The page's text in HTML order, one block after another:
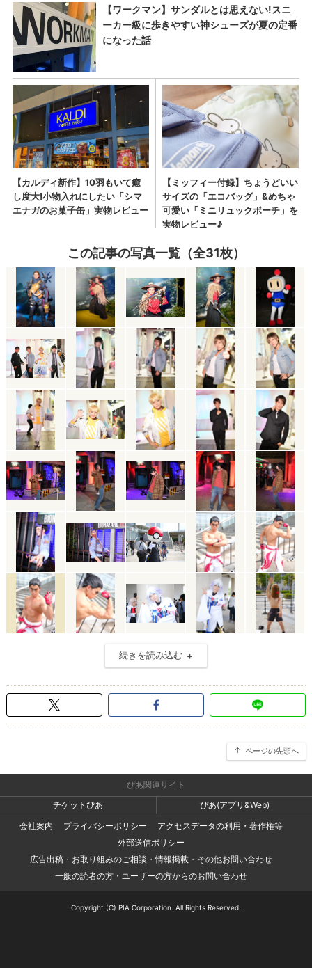
この記事の写真一覧（全31枚）
続きを読み込む
ページの先頭へ
ぴあ関連サイト
チケットぴあ
ぴあ(アプリ&Web)
会社案内
プライバシーポリシー
アクセスデータの利用・著作権等
外部送信ポリシー
広告出稿・お取り組みのご相談・情報掲載・その他お問い合わせ
一般の読者の方・ユーザーの方からのお問い合わせ
Copyright (C) PIA Corporation. All Rights Reserved.